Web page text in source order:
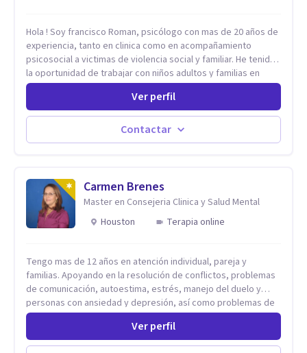
Hola ! Soy francisco Roman, psicólogo con mas de 20 años de
experiencia, tanto en clinica como en acompañamiento
psicosocial a victimas de violencia social y familiar. He tenido
la oportunidad de trabajar con niños adultos y familias en
todos los espacios y esto me ha dado un una variedad de
aprendizajes que ahora pongo a tu disposicion. En la
actualidad puedo atenderte de manera presencial y/o virtual,
de lunes a sabado. el costo de cada sesión lo acordamos en
el primer contacto
Ver perfil
Contactar
Carmen Brenes
Master en Consejeria Clinica y Salud Mental
Houston
Terapia online
Tengo mas de 12 años en atención individual, pareja y
familias. Apoyando en la resolución de conflictos, problemas
de comunicación, autoestima, estrés, manejo del duelo y
personas con ansiedad y depresión, así como problemas de
conducta y comportamiento. Desarrollo de personas
Estableciendo metas a corto y largo plazo, es vital para la
Ver perfil